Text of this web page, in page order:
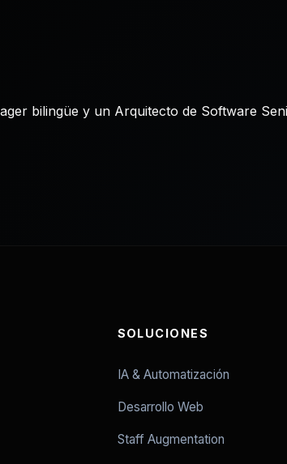
bilingüe y un Arquitecto de Software
SOLUCIONES
IA & Automatización
Desarrollo Web
Staff Augmentation